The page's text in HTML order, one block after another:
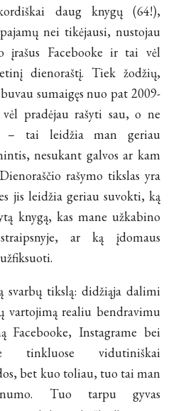
daug knygų (64!),
nei tikėjausi, nustojau
įrašus Facebooke ir tai vėl
dienoraštį. Tiek žodžių,
sumaigęs nuo pat 2009-
pradėjau rašyti sau, o ne
– tai leidžia man geriau
nesukant galvos ar kam
rašymo tikslas yra
jis leidžia geriau suvokti, ką
knygą, kas mane užkabino
ar ką įdomaus
svarbų tikslą: didžiąja dalimi
vartojimą realiu bendravimu
Facebooke, Instagrame bei
tinkluose vidutiniškai
bet kuo toliau, tuo tai man
Tuo tarpu gyvas